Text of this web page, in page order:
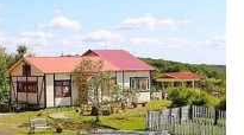
れるかも？🍴